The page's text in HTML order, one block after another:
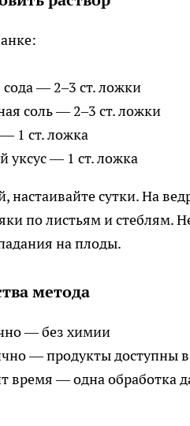
— 2–3 ст. ложки
соль — 2–3 ст. ложки
1 ст. ложка
уксус — 1 ст. ложка
настаивайте сутки. На
по листьям и стеблям.
на плоды.
метода
— без химии
— продукты доступны
время — одна обработка